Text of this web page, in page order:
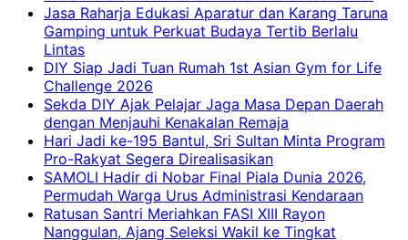
Jasa Raharja Edukasi Aparatur dan Karang Taruna
Gamping untuk Perkuat Budaya Tertib Berlalu
Lintas
DIY Siap Jadi Tuan Rumah 1st Asian Gym for Life
Challenge 2026
Sekda DIY Ajak Pelajar Jaga Masa Depan Daerah
dengan Menjauhi Kenakalan Remaja
Hari Jadi ke-195 Bantul, Sri Sultan Minta Program
Pro-Rakyat Segera Direalisasikan
SAMOLI Hadir di Nobar Final Piala Dunia 2026,
Permudah Warga Urus Administrasi Kendaraan
Ratusan Santri Meriahkan FASI XIII Rayon
Nanggulan, Ajang Seleksi Wakil ke Tingkat